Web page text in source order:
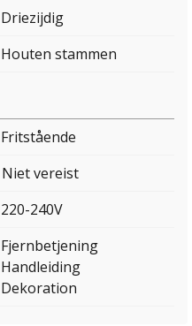
Driezijdig
Houten stammen
Fritstående
Niet vereist
220-240V
Fjernbetjening
Handleiding
Dekoration